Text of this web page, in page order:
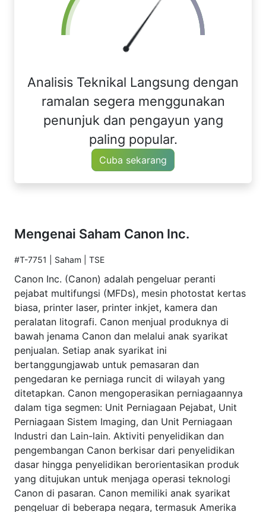
Analisis Teknikal Langsung dengan
ramalan segera menggunakan
penunjuk dan pengayun yang
paling popular.
Cuba sekarang
Mengenai Saham Canon Inc.
#T-7751 | Saham | TSE
Canon Inc. (Canon) adalah pengeluar peranti
pejabat multifungsi (MFDs), mesin photostat kertas
biasa, printer laser, printer inkjet, kamera dan
peralatan litografi. Canon menjual produknya di
bawah jenama Canon dan melalui anak syarikat
penjualan. Setiap anak syarikat ini
bertanggungjawab untuk pemasaran dan
pengedaran ke perniaga runcit di wilayah yang
ditetapkan. Canon mengoperasikan perniagaannya
dalam tiga segmen: Unit Perniagaan Pejabat, Unit
Perniagaan Sistem Imaging, dan Unit Perniagaan
Industri dan Lain-lain. Aktiviti penyelidikan dan
pengembangan Canon berkisar dari penyelidikan
dasar hingga penyelidikan berorientasikan produk
yang ditujukan untuk menjaga operasi teknologi
Canon di pasaran. Canon memiliki anak syarikat
pengeluar di beberapa negara, termasuk Amerika